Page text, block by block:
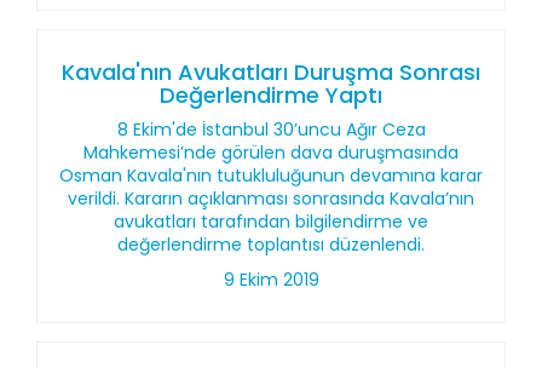
Kavala'nın Avukatları Duruşma Sonrası
Değerlendirme Yaptı
8 Ekim'de İstanbul 30’uncu Ağır Ceza
Mahkemesi’nde görülen dava duruşmasında
Osman Kavala'nın tutukluluğunun devamına karar
verildi. Kararın açıklanması sonrasında Kavala’nın
avukatları tarafından bilgilendirme ve
değerlendirme toplantısı düzenlendi.
9 Ekim 2019